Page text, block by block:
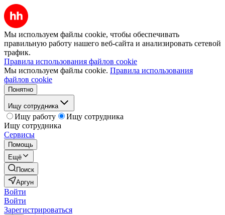
Мы используем файлы cookie, чтобы обеспечивать
правильную работу нашего веб-сайта и анализировать сетевой
трафик.
Правила использования файлов cookie
Мы используем файлы cookie. Правила использования
файлов cookie
Понятно
Ищу сотрудника
Ищу работу
Ищу сотрудника
Ищу сотрудника
Сервисы
Помощь
Ещё
Поиск
Аргун
Войти
Войти
Зарегистрироваться